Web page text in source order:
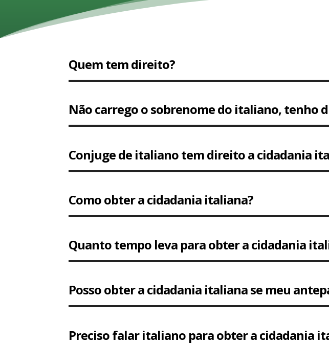
Quem tem direito?
Não carrego o sobrenome do italiano, tenho
Conjuge de italiano tem direito a cidadania
Como obter a cidadania italiana?
Quanto tempo leva para obter a cidadania
Posso obter a cidadania italiana se meu
Preciso falar italiano para obter a cidadania